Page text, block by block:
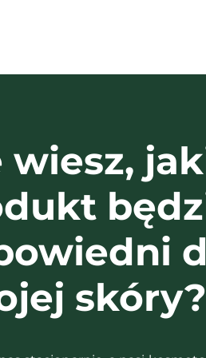
wiesz,
skóry?